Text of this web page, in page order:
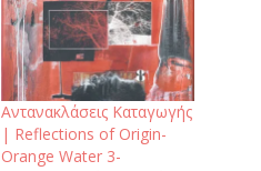
Αντανακλάσεις Καταγωγής
| Reflections of Origin-
Orange Water 3-